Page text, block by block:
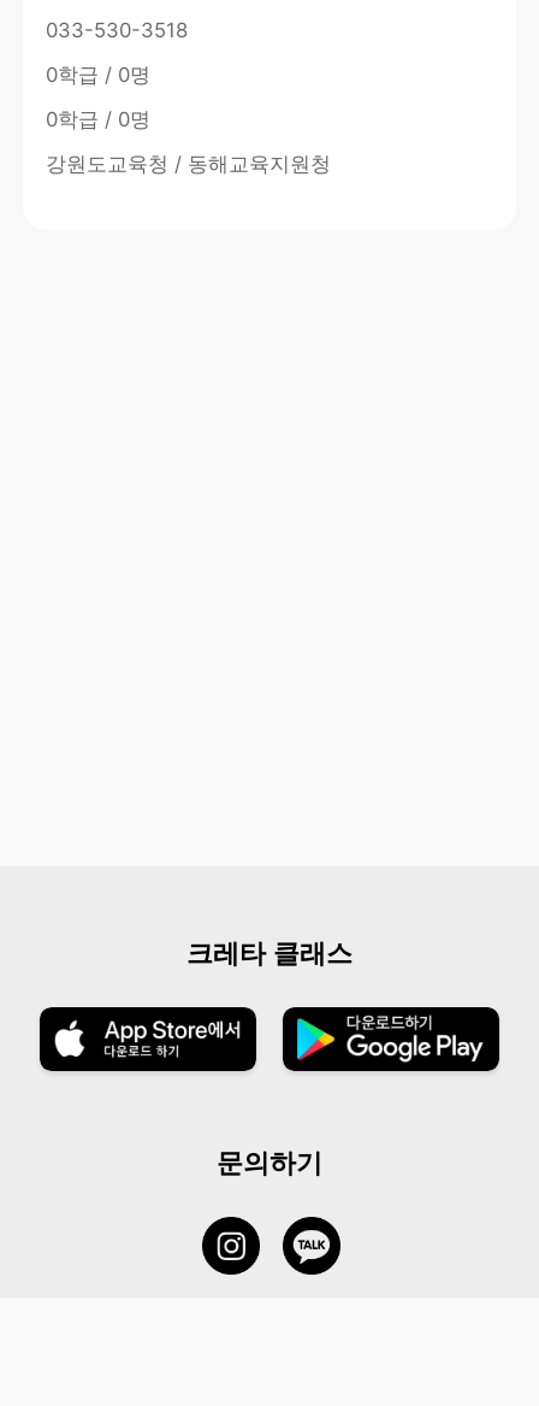
033-530-3518
0학급 / 0명
0학급 / 0명
강원도교육청 / 동해교육지원청
크레타 클래스
문의하기